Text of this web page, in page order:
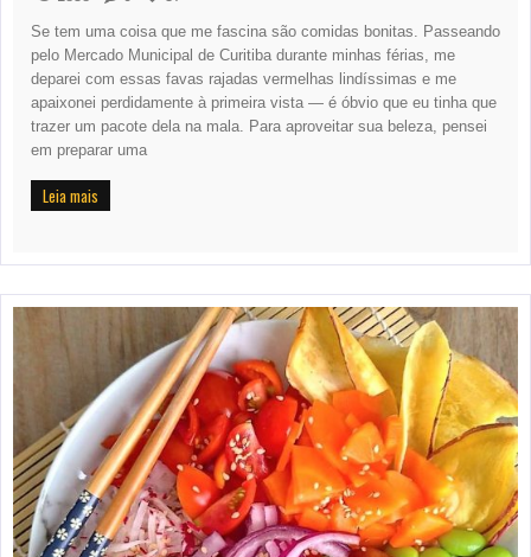
Se tem uma coisa que me fascina são comidas bonitas. Passeando
pelo Mercado Municipal de Curitiba durante minhas férias, me
deparei com essas favas rajadas vermelhas lindíssimas e me
apaixonei perdidamente à primeira vista — é óbvio que eu tinha que
trazer um pacote dela na mala. Para aproveitar sua beleza, pensei
em preparar uma
Leia mais